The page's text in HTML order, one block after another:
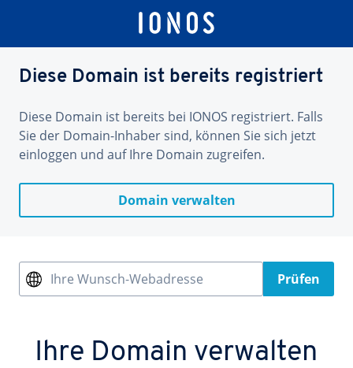
Diese Domain ist bereits registriert
Diese Domain ist bereits bei IONOS registriert. Falls
Sie der Domain-Inhaber sind, können Sie sich jetzt
einloggen und auf Ihre Domain zugreifen.
Domain verwalten
Ihre Wunsch-Webadresse Prüfen
Ihre Domain verwalten